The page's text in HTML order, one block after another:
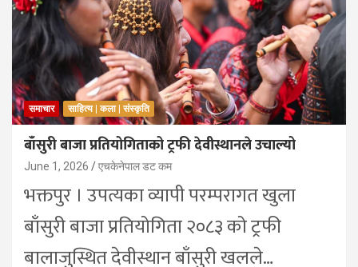
समाचार साहित्य | कला | संस्कृति
बाँसुरी बाजा प्रतियोगिताको ट्रफी देवीस्थानले उचाल्यो
June 1, 2026 एचकेनेपाल डट कम
भक्तपुर । उपत्यका व्यापी परम्परागत खुला
बाँसुरी बाजा प्रतियोगिता २०८३ को ट्रफी
बालाजुस्थित देवीस्थान बाँसुरी खलले…